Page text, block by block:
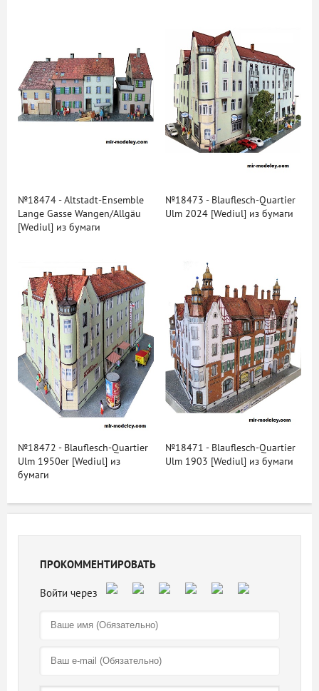
№18474 - Altstadt-Ensemble
Lange Gasse Wangen/Allgäu
[Wediul] из бумаги
№18473 - Blauflesch-Quartier
Ulm 2024 [Wediul] из бумаги
№18472 - Blauflesch-Quartier
Ulm 1950er [Wediul] из
бумаги
№18471 - Blauflesch-Quartier
Ulm 1903 [Wediul] из бумаги
ПРОКОММЕНТИРОВАТЬ